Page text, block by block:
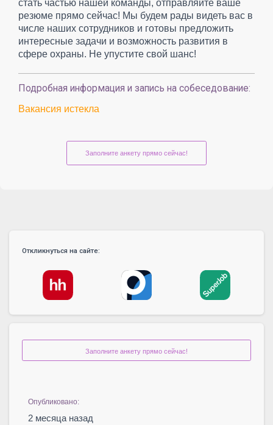
стать частью нашей команды, отправляйте ваше
резюме прямо сейчас! Мы будем рады видеть вас в
числе наших сотрудников и готовы предложить
интересные задачи и возможность развития в
сфере охраны. Не упустите свой шанс!
Подробная информация и запись на собеседование:
Вакансия истекла
Заполните анкету прямо сейчас!
Откликнуться на сайте:
Заполните анкету прямо сейчас!
Опубликовано:
2 месяца назад